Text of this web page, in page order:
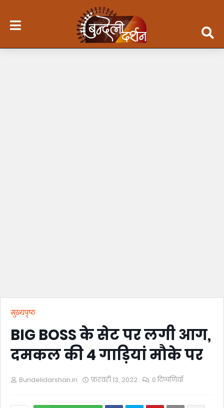
मुख्यपृष्ठ
BIG BOSS के सेट पर लगी आग,
दमकल की 4 गाड़ियां मौके पर
Bundelidarshan.in फ़रवरी 13, 2022 0 टिप्पणियाँ